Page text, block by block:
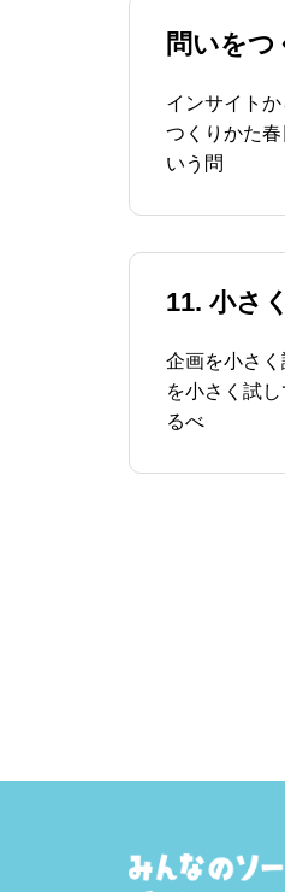
問いをつ
インサイト
つくりかた
いう問
11. 小さ
企画を小さ
を小さく試
るべ